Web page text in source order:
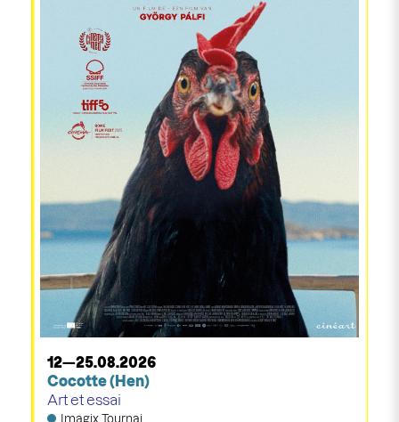
12—25.08.2026
Cocotte (Hen)
Art et essai
Imagix Tournai